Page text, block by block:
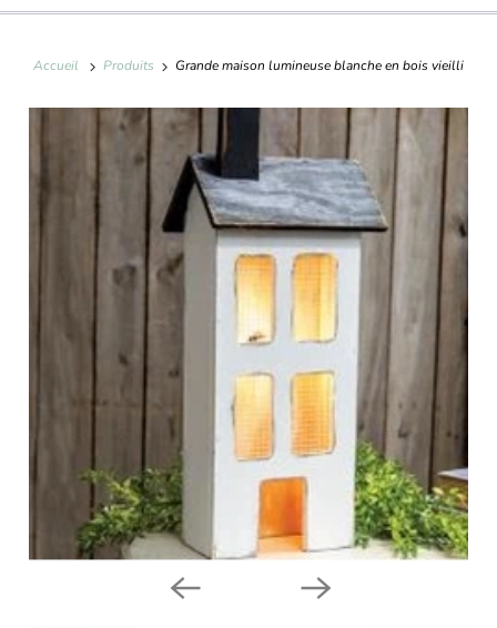
Accueil Produits Grande maison lumineuse blanche en bois vieilli